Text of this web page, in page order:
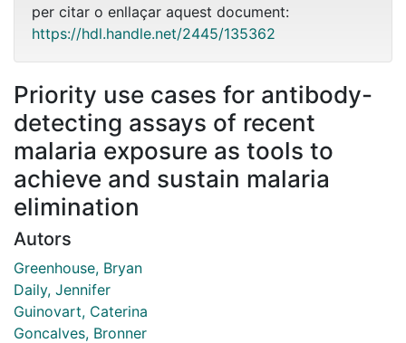
per citar o enllaçar aquest document:
https://hdl.handle.net/2445/135362
Priority use cases for antibody-
detecting assays of recent
malaria exposure as tools to
achieve and sustain malaria
elimination
Autors
Greenhouse, Bryan
Daily, Jennifer
Guinovart, Caterina
Goncalves, Bronner